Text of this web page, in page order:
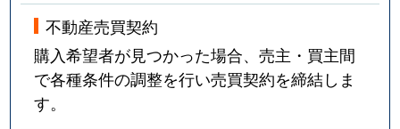
不動産売買契約
購入希望者が見つかった場合、売主・買主間
で各種条件の調整を行い売買契約を締結しま
す。